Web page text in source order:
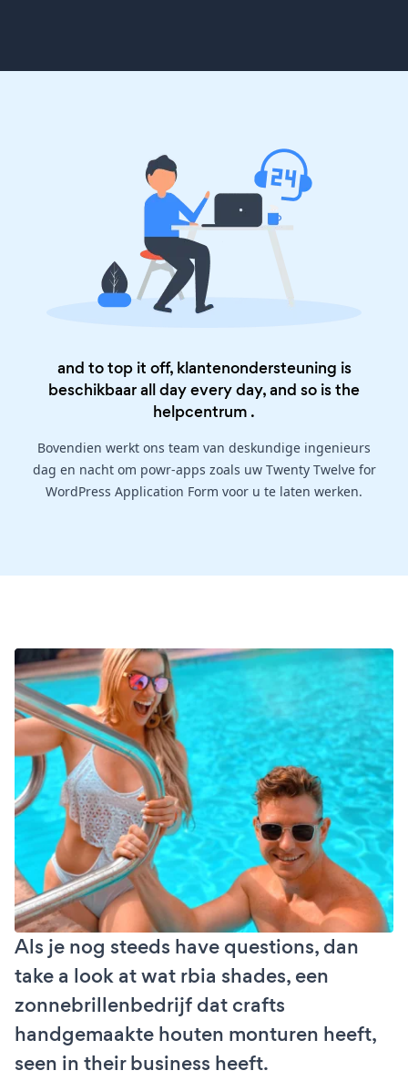
and to top it off, klantenondersteuning is
beschikbaar all day every day, and so is the
helpcentrum .
Bovendien werkt ons team van deskundige ingenieurs
dag en nacht om powr-apps zoals uw Twenty Twelve for
WordPress Application Form voor u te laten werken.
Als je nog steeds have questions, dan
take a look at wat rbia shades, een
zonnebrillenbedrijf dat crafts
handgemaakte houten monturen heeft,
seen in their business heeft.